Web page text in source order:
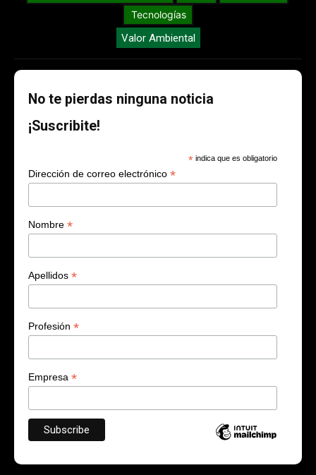
Tecnologías
Valor Ambiental
No te pierdas ninguna noticia
¡Suscribite!
* indica que es obligatorio
Dirección de correo electrónico *
Nombre *
Apellidos *
Profesión *
Empresa *